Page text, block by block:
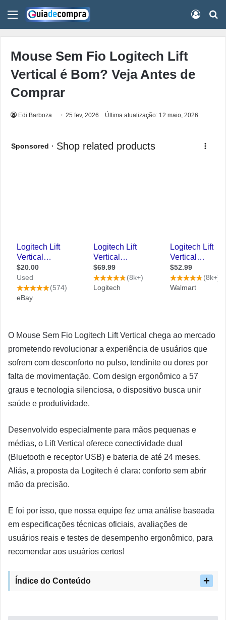
Menu
Mouse Sem Fio Logitech Lift
Vertical é Bom? Veja Antes de
Comprar
Edi Barboza 25 fev, 2026 Última atualização: 12 maio, 2026
O Mouse Sem Fio Logitech Lift Vertical chega ao mercado
prometendo revolucionar a experiência de usuários que
sofrem com desconforto no pulso, tendinite ou dores por
falta de movimentação. Com design ergonômico a 57
graus e tecnologia silenciosa, o dispositivo busca unir
saúde e produtividade.
Desenvolvido especialmente para mãos pequenas e
médias, o Lift Vertical oferece conectividade dual
(Bluetooth e receptor USB) e bateria de até 24 meses.
Aliás, a proposta da Logitech é clara: conforto sem abrir
mão da precisão.
E foi por isso, que nossa equipe fez uma análise baseada
em especificações técnicas oficiais, avaliações de
usuários reais e testes de desempenho ergonômico, para
recomendar aos usuários certos!
Índice do Conteúdo